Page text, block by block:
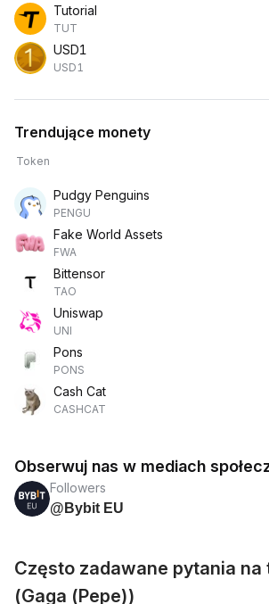
Tutorial
TUT
USD1
USD1
Trendujące monety
Token
Pudgy Penguins
PENGU
Fake World Assets
FWA
Bittensor
TAO
Uniswap
UNI
Pons
PONS
Cash Cat
CASHCAT
Obserwuj nas w mediach
Followers
@Bybit EU
Często zadawane pytania na
(Gaga (Pepe))